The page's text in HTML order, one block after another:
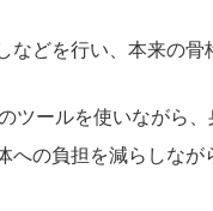
どを行い、本来の骨
ツールを使いながら
の負担を減らしなが